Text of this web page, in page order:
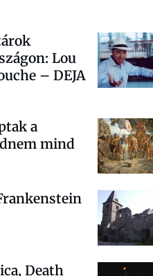
Lou
– DEJA
a
mind
Death